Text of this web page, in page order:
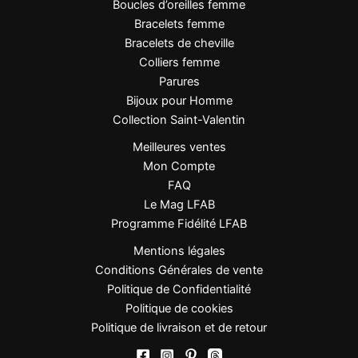
apporte une touche luxueuse à un look sophistiqué ou
accompagne une soirée où l’originalité est reine.
L’Art de l’Entrelacement Précieux
Cette création illustre la maîtrise d’une technique
ancestrale symbolisant l’union, la force et l’harmonie.
Chaque ligne pavée raconte l’histoire de liens qui se
renforcent mutuellement, créant une beauté qui
dépasse la somme de ses formes.
La bague est-elle ajustable ?
Oui, elle est réglable et s’adapte confortablement à la
Boucles d’oreilles femme
Bracelets femme
Bracelets de cheville
Colliers femme
Parures
Bijoux pour Homme
Collection Saint-Valentin
Meilleures ventes
Mon Compte
FAQ
Le Mag LFAB
Programme Fidélité LFAB
Mentions légales
Conditions Générales de vente
Politique de Confidentialité
Politique de cookies
Politique de livraison et de retour